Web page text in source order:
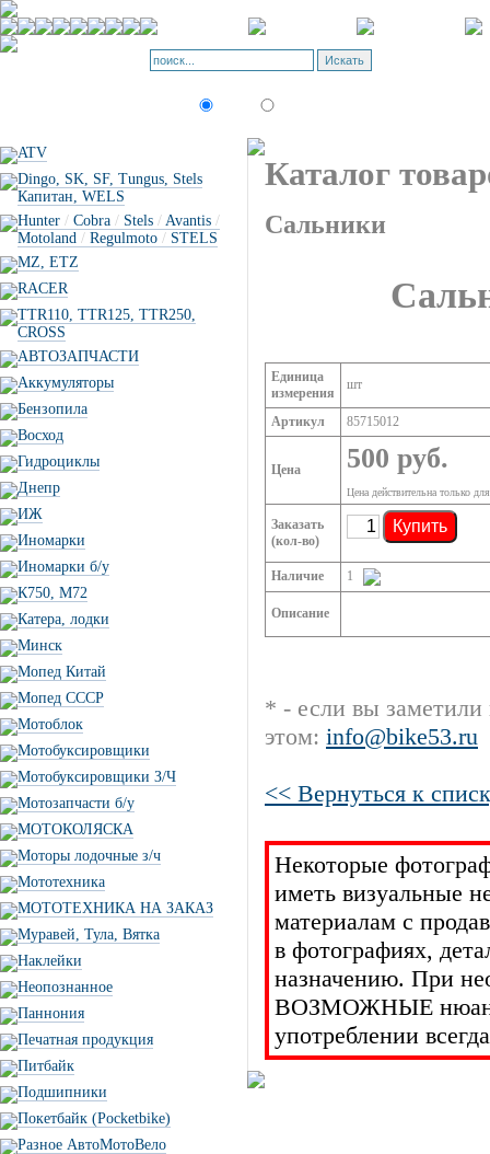
ATV
Dingo, SK, SF, Tungus, Stels
Капитан, WELS
Hunter / Cobra / Stels / Avantis /
Motoland / Regulmoto / STELS
MZ, ETZ
RACER
TTR110, TTR125, TTR250,
CROSS
АВТОЗАПЧАСТИ
Аккумуляторы
Бензопила
Восход
Гидроциклы
Днепр
ИЖ
Иномарки
Иномарки б/у
К750, М72
Катера, лодки
Минск
Мопед Китай
Мопед СССР
Мотоблок
Мотобуксировщики
Мотобуксировщики З/Ч
Мотозапчасти б/у
МОТОКОЛЯСКА
Моторы лодочные з/ч
Мототехника
МОТОТЕХНИКА НА ЗАКАЗ
Муравей, Тула, Вятка
Наклейки
Неопознанное
Паннония
Печатная продукция
Питбайк
Подшипники
Покетбайк (Pocketbike)
Разное АвтоМотоВело
Каталог
Сальники
Единица
измерения
шт
Артикул 85715012
Цена 500 руб.
Цена действительна только
Заказать
(кол-во)
Купить
Наличие 1
Описание
* - если вы
этом: info@bike53.ru
<< Вернуться к
Некоторые
иметь визуальные
материалам с
в фотографиях,
назначению. При
ВОЗМОЖНЫЕ
употреблении